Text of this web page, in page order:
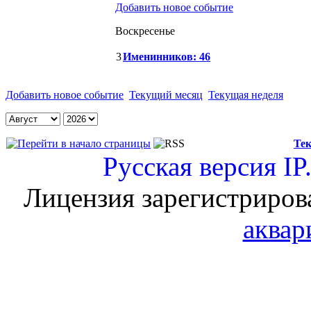
Добавить новое событие
Воскресенье
3Именинников: 46
Добавить новое событие Текущий месяц Текущая неделя
Русская версия
Лицензия